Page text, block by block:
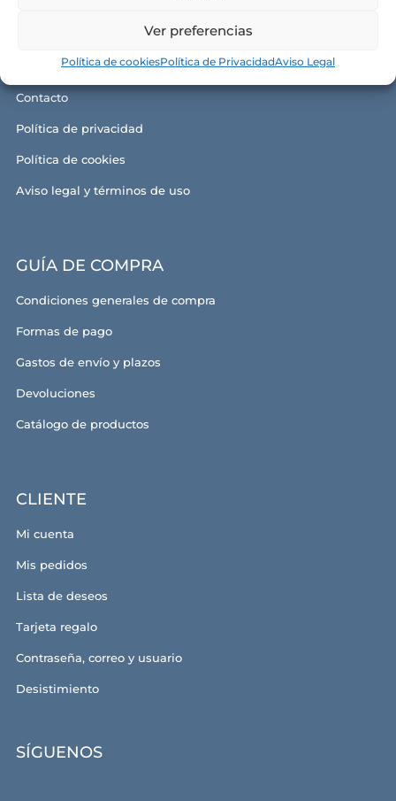
Ver preferencias
Política de cookiesPolítica de PrivacidadAviso Legal
Nuestras tiendas
Contacto
Política de privacidad
Política de cookies
Aviso legal y términos de uso
GUÍA DE COMPRA
Condiciones generales de compra
Formas de pago
Gastos de envío y plazos
Devoluciones
Catálogo de productos
CLIENTE
Mi cuenta
Mis pedidos
Lista de deseos
Tarjeta regalo
Contraseña, correo y usuario
Desistimiento
SÍGUENOS